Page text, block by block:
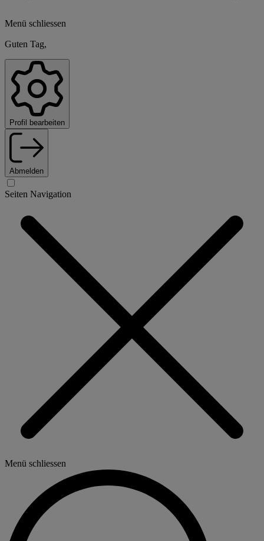
Menü schliessen
Guten Tag,
Profil bearbeiten
Abmelden
Seiten Navigation
Menü schliessen